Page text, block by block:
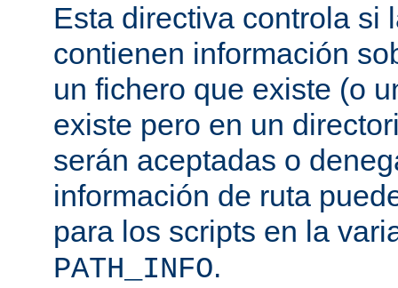
Esta directiva controla si
contienen información
un fichero que existe (o
existe pero en un
serán aceptadas o
información de ruta
para los scripts en la
PATH_INFO.